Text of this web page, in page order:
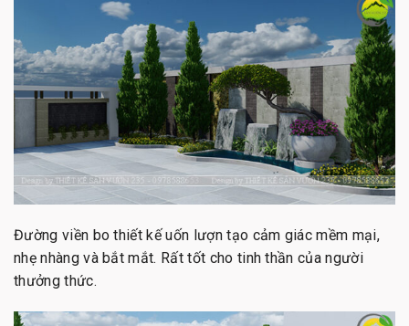
Đường viền bo thiết kế uốn lượn tạo cảm giác mềm mại,
nhẹ nhàng và bắt mắt. Rất tốt cho tinh thần của người
thưởng thức.